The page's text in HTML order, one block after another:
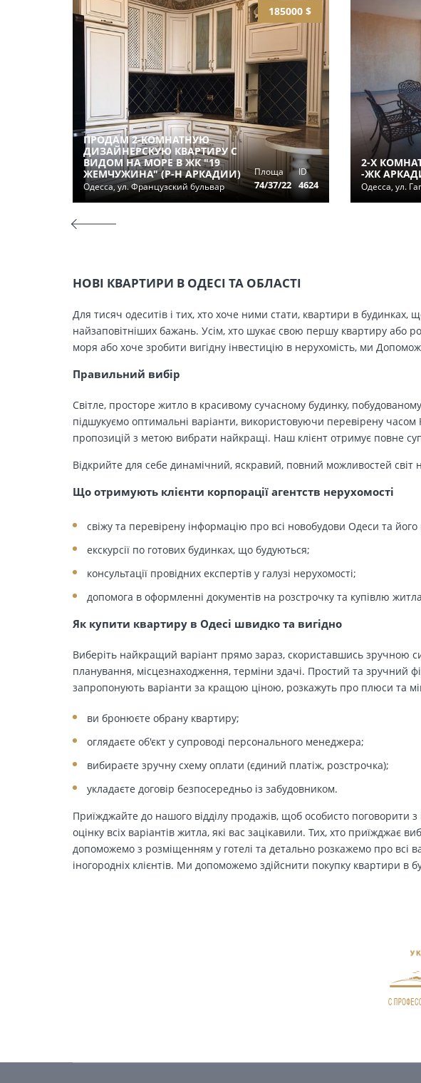
185000 $
ПРОДАМ 2-КОМНАТНУЮ
ДИЗАЙНЕРСКУЮ КВАРТИРУ С
ВИДОМ НА МОРЕ В ЖК "19
ЖЕМЧУЖИНА" (Р-Н АРКАДИИ)
Одесса, ул. Французский бульвар
Площа
74/37/22
ID
4624
2-Х
-ЖК
Одесса, ул.
НОВІ КВАРТИРИ В ОДЕСІ ТА ОБЛАСТІ
Для тисяч одеситів і тих, хто хоче ними стати, квартири в
найзаповітніших бажань. Усім, хто шукає свою першу квартиру або
моря або хоче зробити вигідну інвестицію в нерухомість, ми
Правильний вибір
Світле, просторе житло в красивому сучасному будинку,
підшукуємо оптимальні варіанти, використовуючи перевірену
пропозицій з метою вибрати найкращі. Наш клієнт отримує повне
Відкрийте для себе динамічний, яскравий, повний можливостей світ
Що отримують клієнти корпорації агентств нерухомості
свіжу та перевірену інформацію про всі новобудови Одеси та його
екскурсії по готових будинках, що будуються;
консультації провідних експертів у галузі нерухомості;
допомога в оформленні документів на розстрочку та купівлю
Як купити квартиру в Одесі швидко та вигідно
Виберіть найкращий варіант прямо зараз, скориставшись зручною
планування, місцезнаходження, терміни здачі. Простий та зручний
запропонують варіанти за кращою ціною, розкажуть про плюси та
ви бронюєте обрану квартиру;
оглядаєте об'єкт у супроводі персонального менеджера;
вибираєте зручну схему оплати (єдиний платіж, розстрочка);
укладаєте договір безпосередньо із забудовником.
Приїжджайте до нашого відділу продажів, щоб особисто поговорити
оцінку всіх варіантів житла, які вас зацікавили. Тих, хто приїжджає
допоможемо з розміщенням у готелі та детально розкажемо про всі
іногородніх клієнтів. Ми допоможемо здійснити покупку квартири в